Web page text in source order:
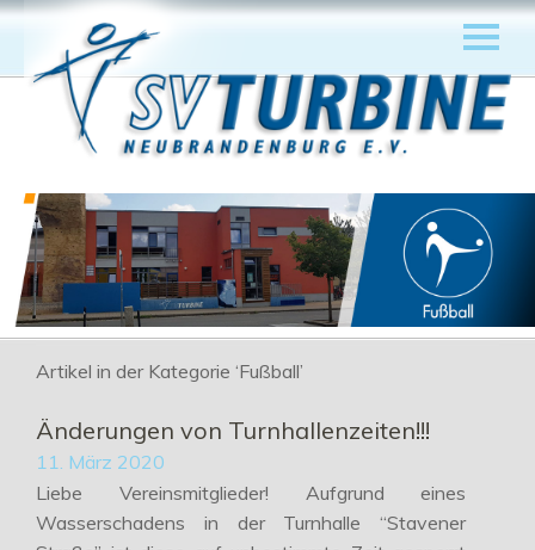
Artikel in der Kategorie ‘Fußball’
Änderungen von Turnhallenzeiten!!!
11. März 2020
Liebe Vereinsmitglieder! Aufgrund eines
Wasserschadens in der Turnhalle “Stavener